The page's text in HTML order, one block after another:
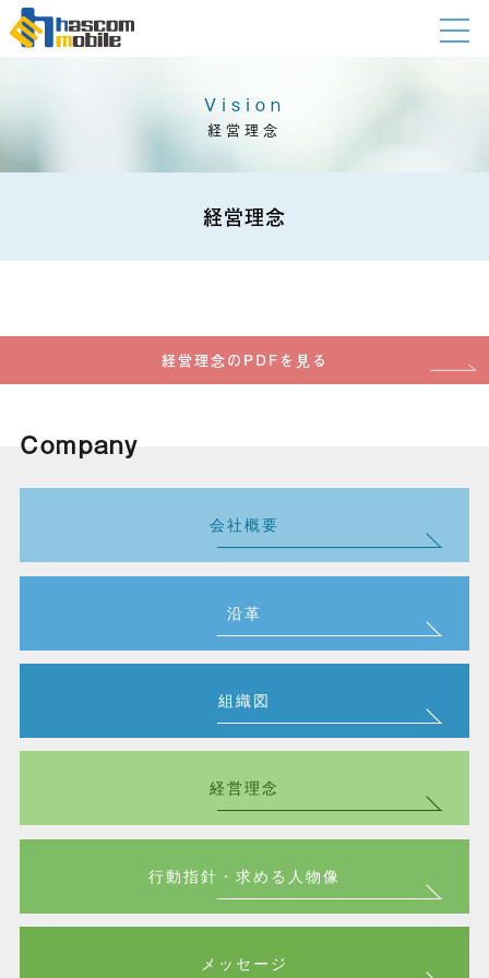
Vision
経営理念
経営理念
経営理念のPDFを見る
Company
会社概要
沿革
組織図
経営理念
行動指針・求める人物像
メッセージ